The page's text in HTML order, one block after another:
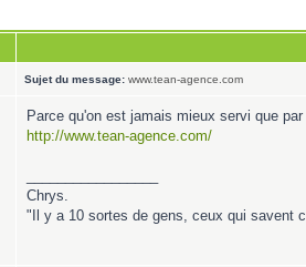
Sujet du message: www.tean-agence.com
Parce qu'on est jamais mieux servi que
http://www.tean-agence.com/
Chrys.
"Il y a 10 sortes de gens, ceux qui savent